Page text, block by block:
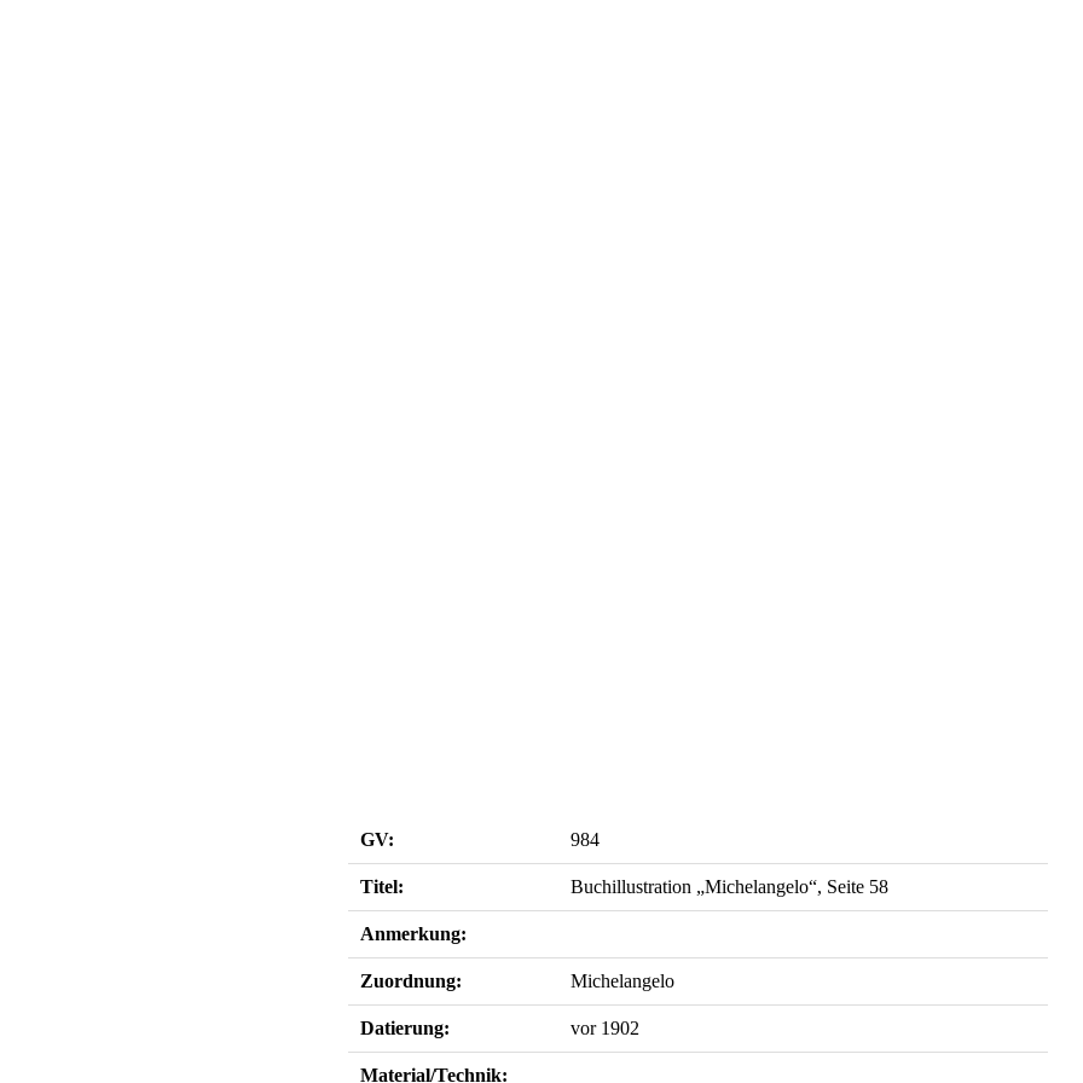
GV: 984
Titel: Buchillustration „Michelangelo“, Seite 58
Anmerkung:
Zuordnung: Michelangelo
Datierung: vor 1902
Material/Technik: